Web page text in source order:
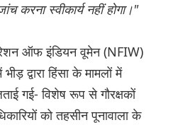
करना स्वीकार्य नहीं होगा।"
ऑफ इंडियन वूमेन (NFIW)
द्वारा हिंसा के मामलों में
गई- विशेष रूप से गौरक्षकों
को तहसीन पूनावाला के